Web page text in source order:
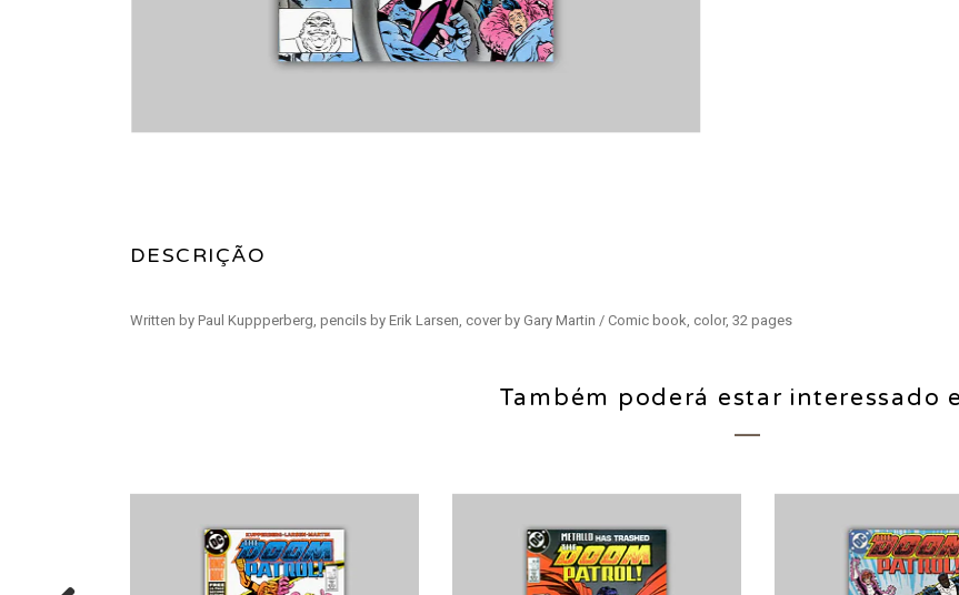
DESCRIÇÃO
Written by Paul Kuppperberg, pencils by Erik Larsen, cover by Gary Martin / Comic book, color, 32 pages
Também poderá estar interessado